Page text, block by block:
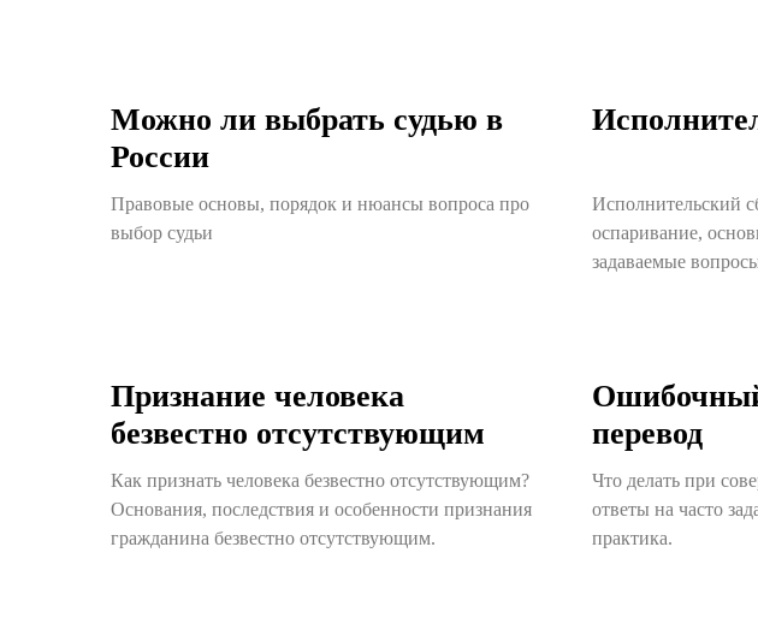
Можно ли выбрать судью в
России
Правовые основы, порядок и нюансы вопроса про
выбор судьи
Исполнительский
оспаривание,
задаваемые
Признание человека
безвестно отсутствующим
Как признать человека безвестно отсутствующим?
Основания, последствия и особенности признания
гражданина безвестно отсутствующим.
перевод
Что делать при
ответы на часто
практика.